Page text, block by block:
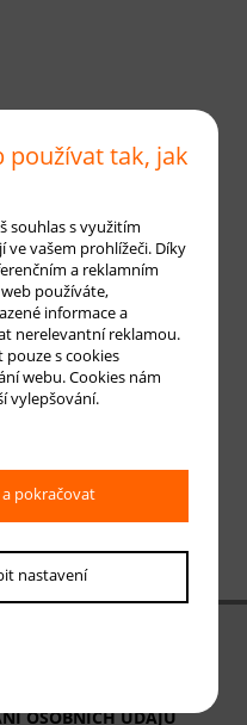
OSOBNÍCH ÚDAJŮ
používat tak, jak
souhlas s využitím
ve vašem prohlížeči. Díky
a reklamním
používáte,
informace a
nerelevantní reklamou.
s cookies
webu. Cookies nám
vylepšování.
pokračovat
nastavení